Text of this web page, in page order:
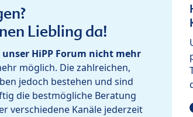
Liebling da!
HiPP Forum nicht mehr
möglich. Die zahlreichen,
jedoch bestehen und sind
die bestmögliche Beratung
verschiedene Kanäle jederzeit